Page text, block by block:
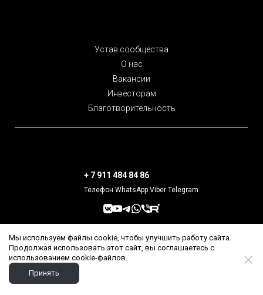
Устав сообщества
О нас
Вакансии
Инвесторам
Благотворительность
+ 7 911 484 84 86
Телефон WhatsApp Viber Telegram
Подписаться на наш канал
Создано вBuroPraid
Мы используем файлы cookie, чтобы улучшить работу сайта.
Продолжая использовать этот сайт, вы соглашаетесь с
использованием cookie-файлов.
Принять